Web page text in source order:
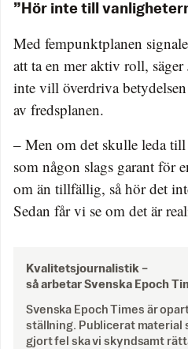
”Hör inte till
Med fempunktplanen
att ta en mer aktiv roll,
inte vill överdriva
av fredsplanen.
– Men om det skulle leda
som någon slags garant för
om än tillfällig, så hör det
Sedan får vi se om det är
Kvalitetsjournalistik –
så arbetar Svenska Epoch
Svenska Epoch Times är
ställning. Publicerat material
gjort fel ska vi skyndsamt